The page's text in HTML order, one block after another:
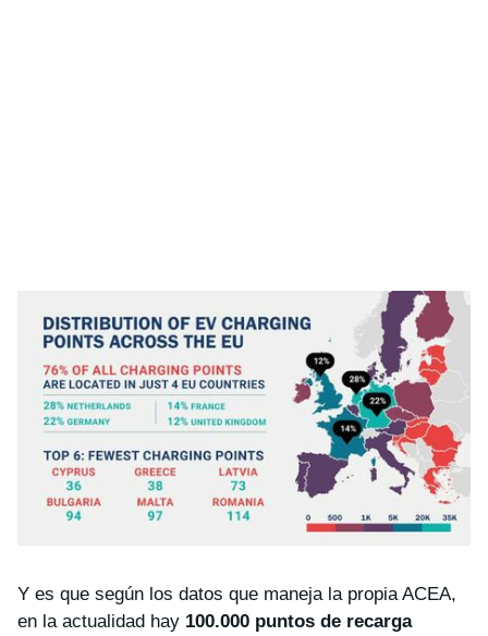
Y es que según los datos que maneja la propia ACEA,
en la actualidad hay 100.000 puntos de recarga